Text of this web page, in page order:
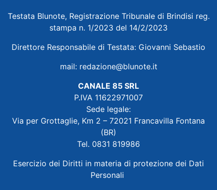
Testata Blunote, Registrazione Tribunale di Brindisi reg.
stampa n. 1/2023 del 14/2/2023
Direttore Responsabile di Testata: Giovanni Sebastio
mail: redazione@blunote.it
CANALE 85 SRL
P.IVA 11622971007
Sede legale:
Via per Grottaglie, Km 2 – 72021 Francavilla Fontana
(BR)
Tel. 0831 819986
Esercizio dei Diritti in materia di protezione dei Dati
Personali